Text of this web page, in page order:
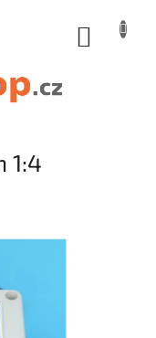
1:4